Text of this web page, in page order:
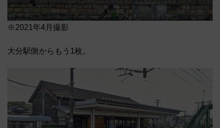
※2021年4月撮影
大分駅側からもう1枚。